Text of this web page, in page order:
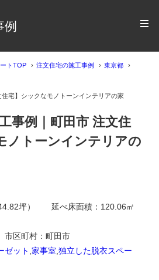
例
トTOP 注文住宅の施工事例 東京都
住宅】シックなモノトーンインテリアの家
工事例｜町田市 注文住
ノトーンインテリアの
坪） 延べ床面積：120.06㎡
区町村：町田市
ゼット 家事室 独立した脱衣スペー